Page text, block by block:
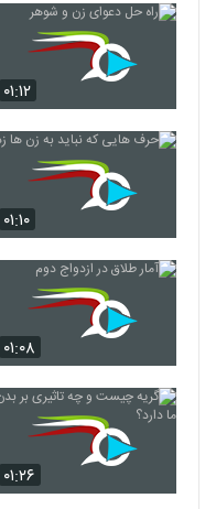
۰۱:۱۲
۰۱:۱۰
۰۱:۰۸
۰۱:۲۶